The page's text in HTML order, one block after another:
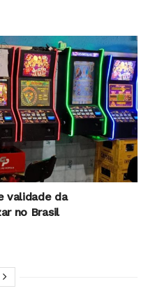
validade da
no Brasil